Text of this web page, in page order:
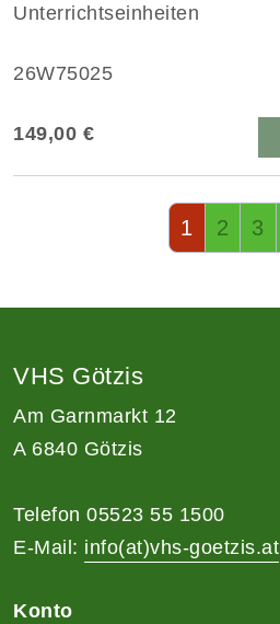
Unterrichtseinheiten
26W75025
149,00 €
1 2 3
VHS Götzis
Am Garnmarkt 12
A 6840 Götzis
Telefon 05523 55 1500
E-Mail: info(at)vhs-goetzis.at
Konto